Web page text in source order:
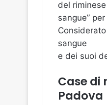
del
sangue”
sangue
e dei suoi
Case di
Padova